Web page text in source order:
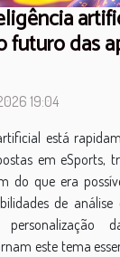
futuro das
19:04
está
em eSports,
do que era
de
este tema